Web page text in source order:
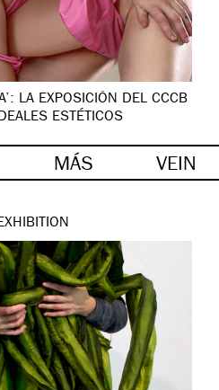
LA EXPOSICIÓN DEL CCCB
ESTÉTICOS
MÁS VEIN